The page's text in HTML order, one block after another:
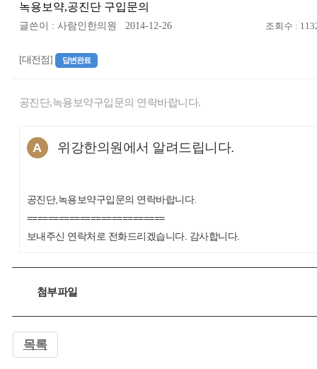
녹용보약,공진단 구입문의
글쓴이 : 사람인한의원 2014-12-26 조회수 :
[대전점] 답변완료
공진단,녹용보약구입문의 연락바랍니다.
A 위강한의원에서 알려드립니다.
공진단,녹용보약구입문의 연락바랍니다.
==========================
보내주신 연락처로 전화드리겠습니다. 감사합니다.
첨부파일
목록